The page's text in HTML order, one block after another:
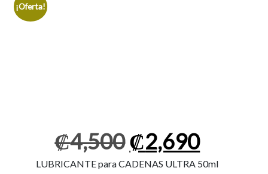
¡Oferta!
₡4,500El
precio
original
₡2,690El
precio
actual
LUBRICANTE para CADENAS ULTRA 50ml